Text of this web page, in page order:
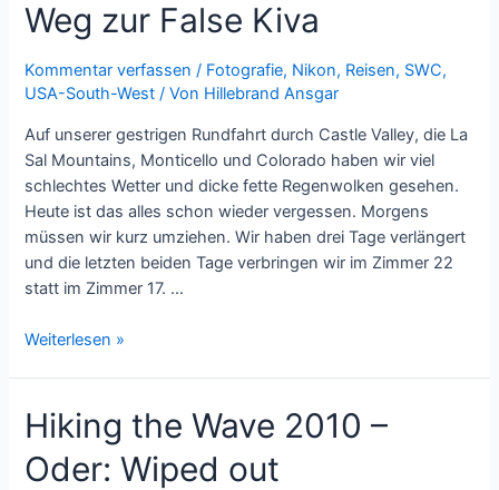
The
has
gone
Weg zur False Kiva
Kommentar verfassen / Fotografie, Nikon, Reisen, SWC,
USA-South-West / Von Hillebrand Ansgar
Auf unserer gestrigen Rundfahrt durch Castle Valley, die La
Sal Mountains, Monticello und Colorado haben wir viel
schlechtes Wetter und dicke fette Regenwolken gesehen.
Heute ist das alles schon wieder vergessen. Morgens
müssen wir kurz umziehen. Wir haben drei Tage verlängert
und die letzten beiden Tage verbringen wir im Zimmer 22
statt im Zimmer 17. …
Zauberhaftes
dem
Sturm
–
Weiterlesen »
Hiking the Wave 2010 –
Oder: Wiped out